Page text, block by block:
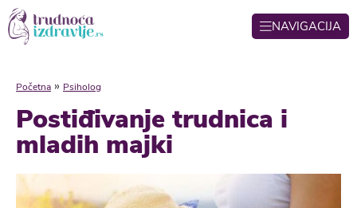
NAVIGACIJA
Početna » Psiholog
Postiđivanje trudnica i
mladih majki